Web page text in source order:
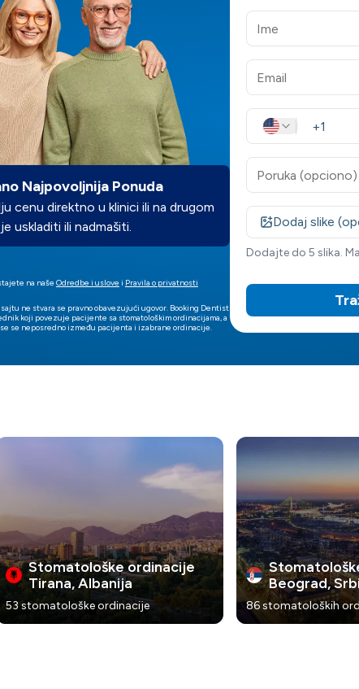
Najpovoljnija Ponuda
cenu direktno u klinici ili na drugom
uskladiti ili nadmašiti.
na naše Odredbe i uslove i Pravila o privatnosti
sajtu ne stvara se pravno obavezujući ugovor. Booking Dentist
koji povezuje pacijente sa stomatološkim ordinacijama, a
se neposredno između pacijenta i izabrane ordinacije.
Dodaj slike
Dodajte do 5 slika.
Stomatološke ordinacije
Tirana, Albanija
53 stomatološke ordinacije
Beograd,
86 stomatoloških